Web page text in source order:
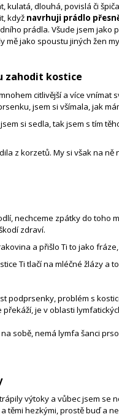
kulatá, dlouhá, povislá či
když navrhuji prádlo
prádla. Všude jsem
mě jako spoustu jiných žen
zahodit kostice
citlivější a více
jsem si všímala, jak
si sedla, tak jsem s tím
z korzetů. My si však na
nechceme zpátky do
zdraví.
a přišlo Ti to jako
Ti tlačí na mléčné žlázy a
podprsenky, problém s
je v oblasti
sobě, nemá lymfa šanci
výtoky a vůbec jsem
těmi hezkými, prostě buď a